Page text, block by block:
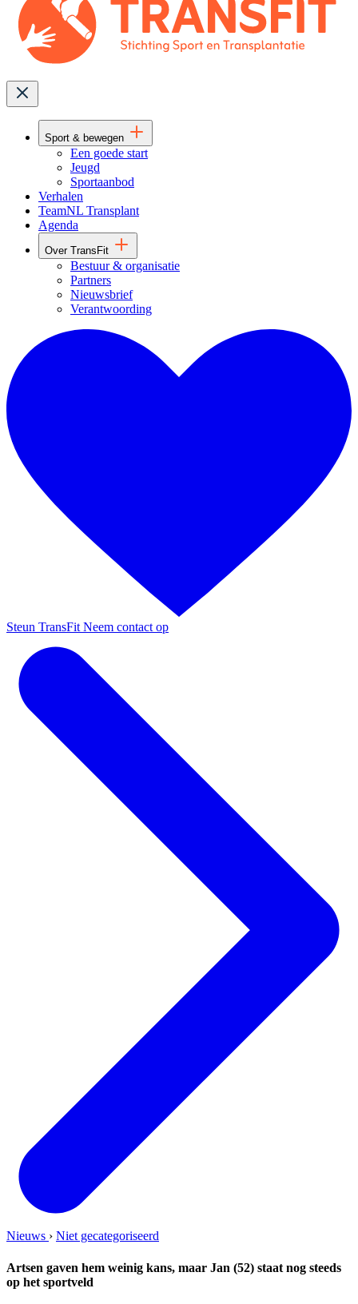
Sport & bewegen
Een goede start
Jeugd
Sportaanbod
Verhalen
TeamNL Transplant
Agenda
Over TransFit
Bestuur & organisatie
Partners
Nieuwsbrief
Verantwoording
Steun TransFit Neem contact op
Nieuws › Niet gecategoriseerd
Artsen gaven hem weinig kans, maar Jan (52) staat nog steeds
op het sportveld